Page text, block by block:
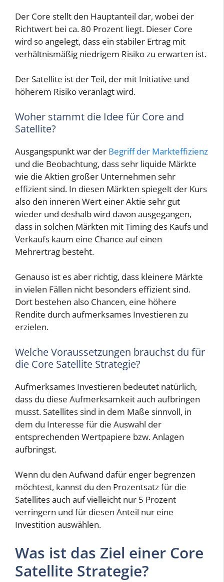
Der Core stellt den Hauptanteil dar, wobei der
Richtwert bei ca. 80 Prozent liegt. Dieser Core
wird so angelegt, dass ein stabiler Ertrag mit
verhältnismäßig niedrigem Risiko zu erwarten ist.
Der Satellite ist der Teil, der mit Initiative und
höherem Risiko veranlagt wird.
Woher stammt die Idee für Core and
Satellite?
Ausgangspunkt war der Begriff der Markteffizienz
und die Beobachtung, dass sehr liquide Märkte
wie die Aktien großer Unternehmen sehr
effizient sind. In diesen Märkten spiegelt der Kurs
also den inneren Wert einer Aktie sehr gut
wieder und deshalb wird davon ausgegangen,
dass in solchen Märkten mit Timing des Kaufs und
Verkaufs kaum eine Chance auf einen
Mehrertrag besteht.
Genauso ist es aber richtig, dass kleinere Märkte
in vielen Fällen nicht besonders effizient sind.
Dort bestehen also Chancen, eine höhere
Rendite durch aufmerksames Investieren zu
erzielen.
Welche Voraussetzungen brauchst du für
die Core Satellite Strategie?
Aufmerksames Investieren bedeutet natürlich,
dass du diese Aufmerksamkeit auch aufbringen
musst. Satellites sind in dem Maße sinnvoll, in
dem du Interesse für die Auswahl der
entsprechenden Wertpapiere bzw. Anlagen
aufbringst.
Wenn du den Aufwand dafür enger begrenzen
möchtest, kannst du den Prozentsatz für die
Satellites auch auf vielleicht nur 5 Prozent
verringern und für diesen Anteil nur eine
Investition auswählen.
Was ist das Ziel einer Core
Satellite Strategie?